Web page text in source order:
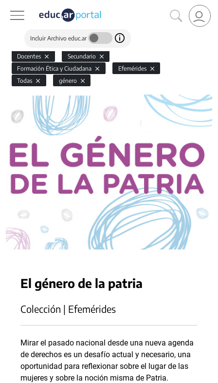
Incluir Archivo educ.ar
Docentes
Secundario
Formación Ética y Ciudadana
Efemérides
Todas
género
El género de la patria
Colección | Efemérides
Mirar el pasado nacional desde una nueva agenda
de derechos es un desafío actual y necesario, una
oportunidad para reflexionar sobre el lugar de las
mujeres y sobre la noción misma de Patria.